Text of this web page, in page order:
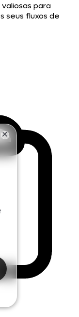
para
seus fluxos de
×